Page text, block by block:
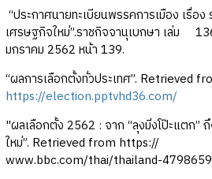
“ประกาศนายทะเบียนพรรคการเมือง เรื่อ
เศรษฐกิจใหม่”.ราชกิจจานุเบกษา เล่ม
มกราคม 2562 หน้า 139.
“ผลการเลือกตั้งทั่วประเทศ”. Retrieved
https://election.pptvhd36.com/
"ผลเลือกตั้ง 2562 : จาก “ลุงมิ่งโป๊ะแตก”
ใหม่”. Retrieved from https://
www.bbc.com/thai/thailand-